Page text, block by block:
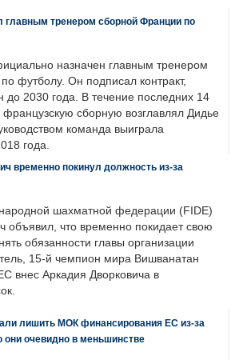
главным тренером сборной Франции по
назначен главным тренером
футболу. Он подписал контракт,
до 2030 года. В течение последних 14
французскую сборную возглавлял Дидье
команда выиграла
года.
временно покинул должность из-за
шахматной федерации (FIDE)
объявил, что временно покидает свою
обязанности главы организации
15-й чемпион мира Вишванатан
внес Аркадия Дворковича в
лишить МОК финансирования ЕС из-за
они очевидно в меньшинстве